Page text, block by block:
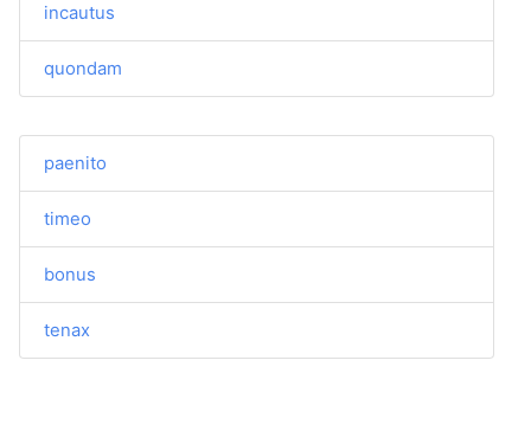
incautus
quondam
paenito
timeo
bonus
tenax